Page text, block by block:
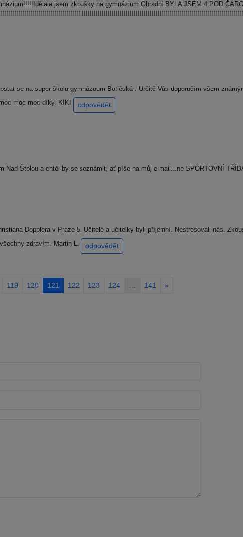
jsem zkoušky na gymnázium Ohradní.BYLA JSEM 4 POD
se na super školu-gymnázoum Botičská-. Určitě Vás doporučím všem
moc moc díky. KIKI
odpovědět
Nad Štolou a chtěl by se seznámit, ať píše na můj e-mail...ne SPORTOVNÍ
Dopplera v Praze 5. Učitelé a učitelky byli příjemní. Nestresovali nás.
zdravím. Martin L.
odpovědět
119 120 121 122 123 124 141 »